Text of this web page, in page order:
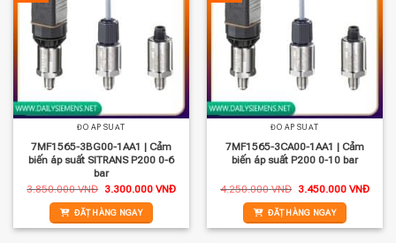
ĐO ÁP SUẤT
7MF1565-3BG00-1AA1 | Cảm
biến áp suất SITRANS P200 0-6
bar
3.850.000VNĐ Giá
là:
3.850.000 VNĐ.
3.300.000 VNĐGiá
3.300.000 VNĐ.
ĐẶT HÀNG NGAY
ĐO ÁP SUẤT
7MF1565-3CA00-1AA1 | Cảm
biến áp suất P200 0-10 bar
4.250.000VNĐ Giá
là:
4.250.000 VNĐ.
3.450.000 VNĐGiá
ĐẶT HÀNG NGAY